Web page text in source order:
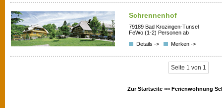
Schrennenhof
79189 Bad Krozingen-Tunsel
FeWo (1-2) Personen ab
Details ->
Merken ->
Seite 1 von 1
Zur Startseite »» Ferienwohnung